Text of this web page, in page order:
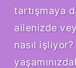
tartışmaya
ailenizde
nasıl